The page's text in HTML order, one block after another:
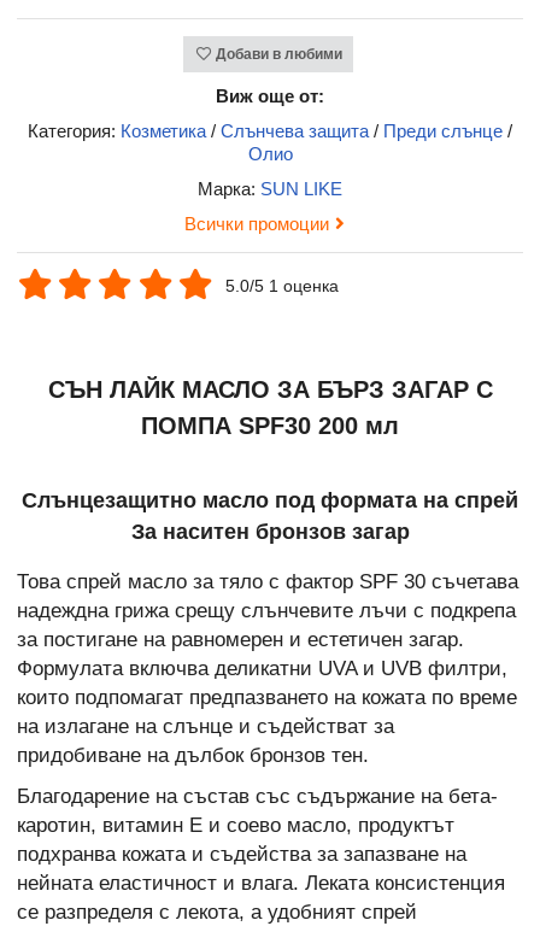
Добави в любими
Виж още от:
Категория: Козметика / Слънчева защита / Преди слънце /
Олио
Марка: SUN LIKE
Всички промоции
5.0/5 1 оценка
СЪН ЛАЙК МАСЛО ЗА БЪРЗ ЗАГАР С
ПОМПА SPF30 200 мл
Слънцезащитно масло под формата на спрей
За наситен бронзов загар
Това спрей масло за тяло с фактор SPF 30 съчетава
надеждна грижа срещу слънчевите лъчи с подкрепа
за постигане на равномерен и естетичен загар.
Формулата включва деликатни UVA и UVB филтри,
които подпомагат предпазването на кожата по време
на излагане на слънце и съдействат за
придобиване на дълбок бронзов тен.
Благодарение на състав със съдържание на бета-
каротин, витамин Е и соево масло, продуктът
подхранва кожата и съдейства за запазване на
нейната еластичност и влага. Леката консистенция
се разпределя с лекота, а удобният спрей